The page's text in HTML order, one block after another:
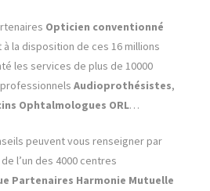
Opticien conventionné
à la disposition de ces 16 millions
les services de plus de 10000
Audioprothésistes,
Ophtalmologues ORL…
peuvent vous renseigner par
l’un des 4000 centres
Partenaires Harmonie Mutuelle